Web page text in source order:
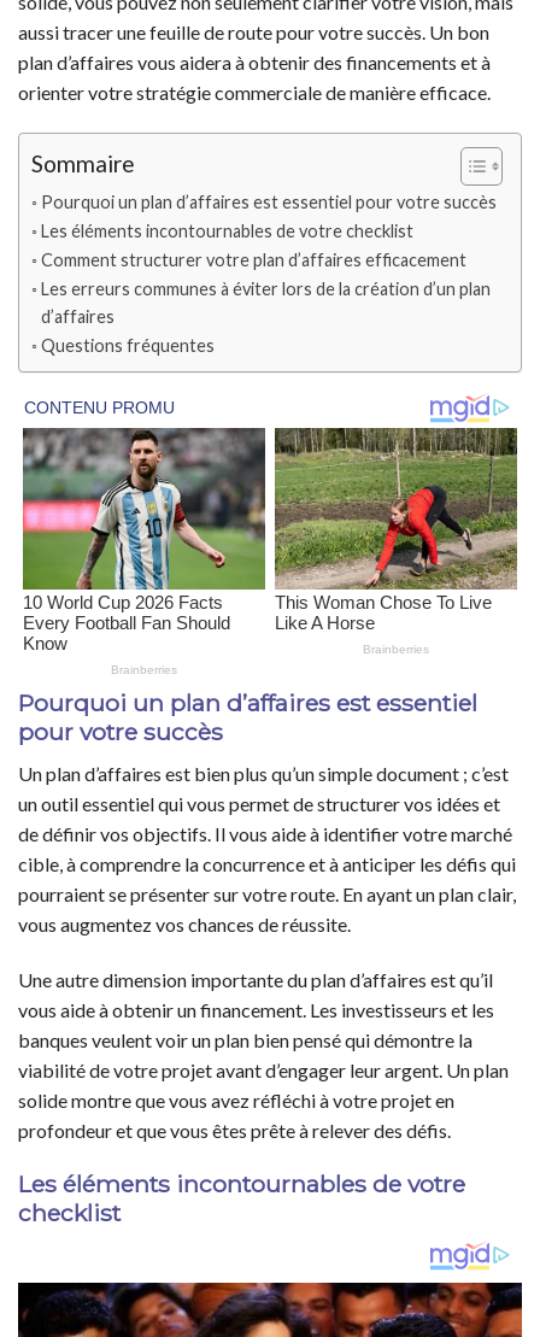
aussi tracer une feuille de route pour votre succès. Un bon
plan d’affaires vous aidera à obtenir des financements et à
orienter votre stratégie commerciale de manière efficace.
Sommaire
Pourquoi un plan d’affaires est essentiel pour votre succès
Les éléments incontournables de votre checklist
Comment structurer votre plan d’affaires efficacement
Les erreurs communes à éviter lors de la création d’un plan
d’affaires
Questions fréquentes
Pourquoi un plan d’affaires est essentiel
pour votre succès
Un plan d’affaires est bien plus qu’un simple document ; c’est
un outil essentiel qui vous permet de structurer vos idées et
de définir vos objectifs. Il vous aide à identifier votre marché
cible, à comprendre la concurrence et à anticiper les défis qui
pourraient se présenter sur votre route. En ayant un plan clair,
vous augmentez vos chances de réussite.
Une autre dimension importante du plan d’affaires est qu’il
vous aide à obtenir un financement. Les investisseurs et les
banques veulent voir un plan bien pensé qui démontre la
viabilité de votre projet avant d’engager leur argent. Un plan
solide montre que vous avez réfléchi à votre projet en
profondeur et que vous êtes prête à relever des défis.
Les éléments incontournables de votre
checklist